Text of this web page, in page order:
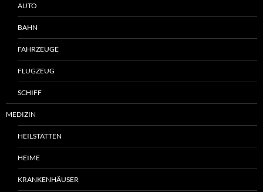
AUTO
BAHN
FAHRZEUGE
FLUGZEUG
SCHIFF
MEDIZIN
HEILSTÄTTEN
HEIME
KRANKENHÄUSER